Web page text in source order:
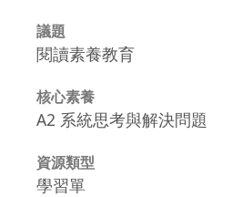
議題
閱讀素養教育
核心素養
A2 系統思考與解決問題
資源類型
學習單